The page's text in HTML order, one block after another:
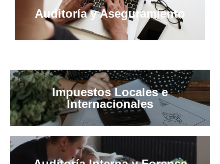
Auditoría y Aseguramiento
Impuestos Locales e
Internacionales